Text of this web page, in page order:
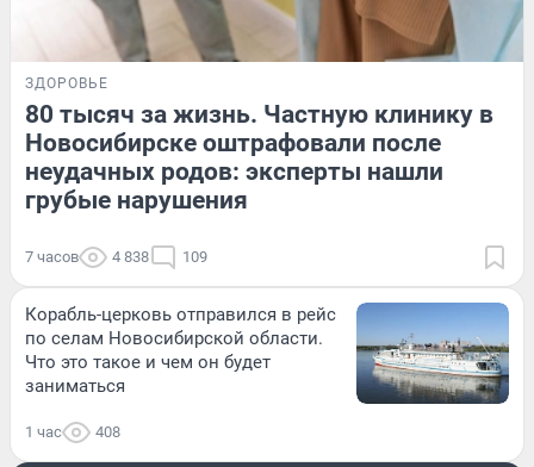
ЗДОРОВЬЕ
80 тысяч за жизнь. Частную клинику в
Новосибирске оштрафовали после
неудачных родов: эксперты нашли
грубые нарушения
7 часов 4 838 109
Корабль-церковь отправился в рейс
по селам Новосибирской области.
Что это такое и чем он будет
заниматься
1 час 408
ПРОИСШЕСТВИЯ